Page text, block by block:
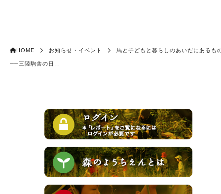
HOME お知らせ・イベント 馬と子どもと暮らしのあいだにあるも
──三陸駒舎の日...